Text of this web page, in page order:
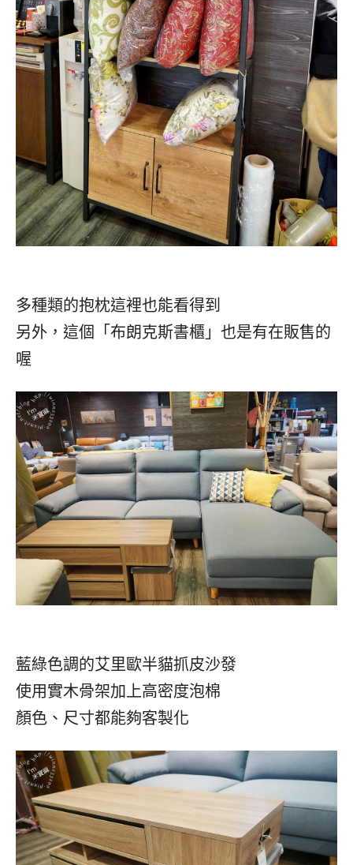
多種類的抱枕這裡也能看得到
另外，這個「布朗克斯書櫃」也是有在販售的
喔
藍綠色調的艾里歐半貓抓皮沙發
使用實木骨架加上高密度泡棉
顏色、尺寸都能夠客製化